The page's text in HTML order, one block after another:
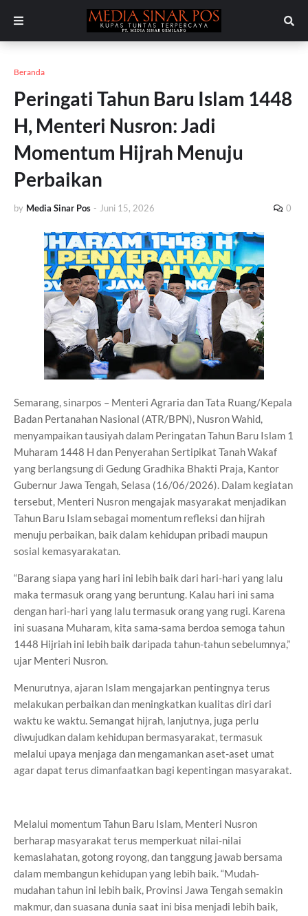
Beranda
Peringati Tahun Baru Islam 1448
H, Menteri Nusron: Jadi
Momentum Hijrah Menuju
Perbaikan
by Media Sinar Pos - Juni 15, 2026 0
Semarang, sinarpos – Menteri Agraria dan Tata Ruang/Kepala
Badan Pertanahan Nasional (ATR/BPN), Nusron Wahid,
menyampaikan tausiyah dalam Peringatan Tahun Baru Islam 1
Muharam 1448 H dan Penyerahan Sertipikat Tanah Wakaf
yang berlangsung di Gedung Gradhika Bhakti Praja, Kantor
Gubernur Jawa Tengah, Selasa (16/06/2026). Dalam kegiatan
tersebut, Menteri Nusron mengajak masyarakat menjadikan
Tahun Baru Islam sebagai momentum refleksi dan hijrah
menuju perbaikan, baik dalam kehidupan pribadi maupun
sosial kemasyarakatan.
“Barang siapa yang hari ini lebih baik dari hari-hari yang lalu
maka termasuk orang yang beruntung. Kalau hari ini sama
dengan hari-hari yang lalu termasuk orang yang rugi. Karena
ini suasana Muharam, kita sama-sama berdoa semoga tahun
1448 Hijriah ini lebih baik daripada tahun-tahun sebelumnya,”
ujar Menteri Nusron.
Menurutnya, ajaran Islam mengajarkan pentingnya terus
melakukan perbaikan dan meningkatkan kualitas diri dari
waktu ke waktu. Semangat hijrah, lanjutnya, juga perlu
diwujudkan dalam kehidupan bermasyarakat, termasuk
melalui upaya menjaga dan mengamankan aset-aset umat
agar dapat terus dimanfaatkan bagi kepentingan masyarakat.
Melalui momentum Tahun Baru Islam, Menteri Nusron
berharap masyarakat terus memperkuat nilai-nilai
kemaslahatan, gotong royong, dan tanggung jawab bersama
dalam membangun kehidupan yang lebih baik. “Mudah-
mudahan tahun ini lebih baik, Provinsi Jawa Tengah semakin
makmur, dan suasana dunia saat ini bisa menjadi lebih baik,